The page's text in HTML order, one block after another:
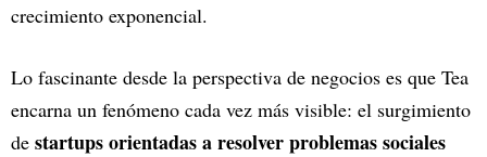
crecimiento exponencial.
Lo fascinante desde la perspectiva de negocios es que Tea
encarna un fenómeno cada vez más visible: el surgimiento
de startups orientadas a resolver problemas sociales